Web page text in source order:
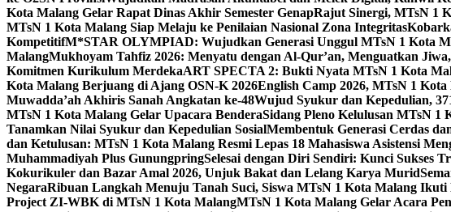
Kota Malang Gelar Rapat Dinas Akhir Semester GenapRajut Sinergi, MTsN 1
MTsN 1 Kota Malang Siap Melaju ke Penilaian Nasional Zona Integritas
KompetitifM*STAR OLYMPIAD: Wujudkan Generasi Unggul MTsN 1 Kota
MalangMukhoyam Tahfiz 2026: Menyatu dengan Al-Qur’an, Menguatkan
Komitmen Kurikulum MerdekaART SPECTA 2: Bukti Nyata MTsN 1 Kota
Kota Malang Berjuang di Ajang OSN-K 2026English Camp 2026, MTsN 1
Muwadda’ah Akhiris Sanah Angkatan ke-48Wujud Syukur dan Kepedulian,
MTsN 1 Kota Malang Gelar Upacara BenderaSidang Pleno Kelulusan MTsN 1
Tanamkan Nilai Syukur dan Kepedulian SosialMembentuk Generasi Cerdas
dan Ketulusan: MTsN 1 Kota Malang Resmi Lepas 18 Mahasiswa Asistensi
Muhammadiyah Plus GunungpringSelesai dengan Diri Sendiri: Kunci Sukses
Kokurikuler dan Bazar Amal 2026, Unjuk Bakat dan Lelang Karya Murid
NegaraRibuan Langkah Menuju Tanah Suci, Siswa MTsN 1 Kota Malang
Project ZI-WBK di MTsN 1 Kota MalangMTsN 1 Kota Malang Gelar Acara